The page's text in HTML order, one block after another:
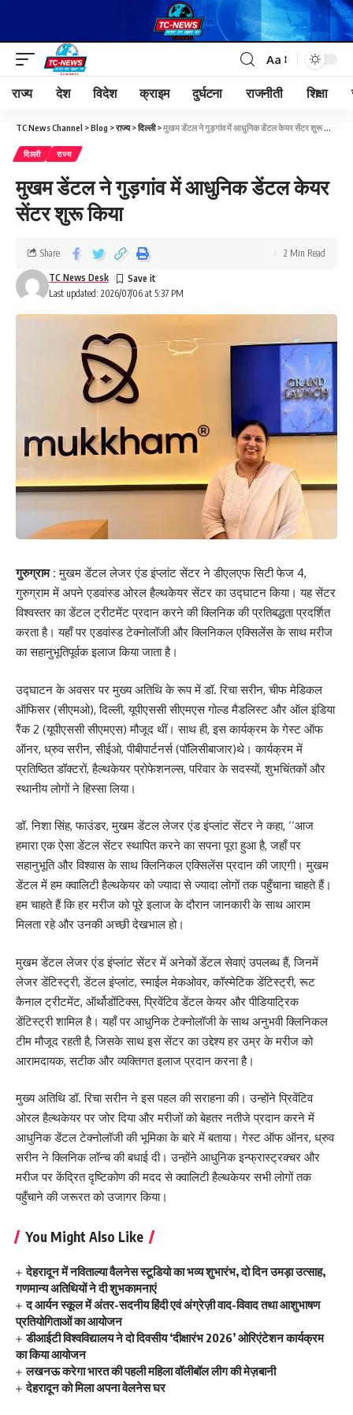
Aa
राज्य देश विदेश क्राइम दुर्घटना राजनीती शिक्षा
TC News Channel >Blog >राज्य>दिल्ली>मुखम डेंटल ने गुड़गांव में आधुनिक डेंटल केयर सेंटर शुरू किया
दिल्ली राज्य
मुखम डेंटल ने गुड़गांव में आधुनिक डेंटल केयर
सेंटर शुरू किया
Last updated: 2026/07/06 at 5:37 PM
TC News Desk
Share 2 Min Read
गुरुग्राम : मुखम डेंटल लेजर एंड इंप्लांट सेंटर ने डीएलएफ सिटी फेज 4,
गुरुग्राम में अपने एडवांस्ड ओरल हैल्थकेयर सेंटर का उद्घाटन किया। यह सेंटर
विश्वस्तर का डेंटल ट्रीटमेंट प्रदान करने की क्लिनिक की प्रतिबद्धता प्रदर्शित
करता है। यहाँ पर एडवांस्ड टेक्नोलॉजी और क्लिनिकल एक्सिलेंस के साथ मरीज
का सहानुभूतिपूर्वक इलाज किया जाता है।
उद्घाटन के अवसर पर मुख्य अतिथि के रूप में डॉ. रिचा सरीन, चीफ मेडिकल
ऑफिसर (सीएमओ), दिल्ली, यूपीएससी सीएमएस गोल्ड मैडलिस्ट और ऑल इंडिया
रैंक 2 (यूपीएससी सीएमएस) मौजूद थीं। साथ ही, इस कार्यक्रम के गेस्ट ऑफ
ऑनर, ध्रुव सरीन, सीईओ, पीबीपार्टनर्स (पॉलिसीबाजार)थे। कार्यक्रम में
प्रतिष्ठित डॉक्टरों, हैल्थकेयर प्रोफेशनल्स, परिवार के सदस्यों, शुभचिंतकों और
स्थानीय लोगों ने हिस्सा लिया।
डॉ. निशा सिंह, फाउंडर, मुखम डेंटल लेजर एंड इंप्लांट सेंटर ने कहा, ‘‘आज
हमारा एक ऐसा डेंटल सेंटर स्थापित करने का सपना पूरा हुआ है, जहाँ पर
सहानुभूति और विश्वास के साथ क्लिनिकल एक्सिलेंस प्रदान की जाएगी। मुखम
डेंटल में हम क्वालिटी हैल्थकेयर को ज्यादा से ज्यादा लोगों तक पहुँचाना चाहते हैं।
हम चाहते हैं कि हर मरीज को पूरे इलाज के दौरान जानकारी के साथ आराम
मिलता रहे और उनकी अच्छी देखभाल हो।
मुखम डेंटल लेजर एंड इंप्लांट सेंटर में अनेकों डेंटल सेवाएं उपलब्ध हैं, जिनमें
लेजर डेंटिस्ट्री, डेंटल इंप्लांट, स्माईल मेकओवर, कॉस्मेटिक डेंटिस्ट्री, रूट
कैनाल ट्रीटमेंट, ऑर्थोडोंटिक्स, प्रिवेंटिव डेंटल केयर और पीडियाट्रिक
डेंटिस्ट्री शामिल है। यहाँ पर आधुनिक टेक्नोलॉजी के साथ अनुभवी क्लिनिकल
टीम मौजूद रहती है, जिसके साथ इस सेंटर का उद्देश्य हर उम्र के मरीज को
आरामदायक, सटीक और व्यक्तिगत इलाज प्रदान करना है।
मुख्य अतिथि डॉ. रिचा सरीन ने इस पहल की सराहना की। उन्होंने प्रिवेंटिव
ओरल हैल्थकेयर पर जोर दिया और मरीजों को बेहतर नतीजे प्रदान करने में
आधुनिक डेंटल टेक्नोलॉजी की भूमिका के बारे में बताया। गेस्ट ऑफ ऑनर, ध्रुव
सरीन ने क्लिनिक लॉन्च की बधाई दी। उन्होंने आधुनिक इन्फ्रास्ट्रक्चर और
मरीज पर केंद्रित दृष्टिकोण की मदद से क्वालिटी हैल्थकेयर सभी लोगों तक
पहुँचाने की जरूरत को उजागर किया।
You Might Also Like
देहरादून में नविताल्या वैलनेस स्टूडियो का भव्य शुभारंभ, दो दिन उमड़ा उत्साह,
गणमान्य अतिथियों ने दी शुभकामनाएं
द आर्यन स्कूल में अंतर-सदनीय हिंदी एवं अंग्रेज़ी वाद-विवाद तथा आशुभाषण
प्रतियोगिताओं का आयोजन
डीआईटी विश्वविद्यालय ने दो दिवसीय ‘दीक्षारंभ 2026’ ओरिएंटेशन कार्यक्रम
का किया आयोजन
लखनऊ करेगा भारत की पहली महिला वॉलीबॉल लीग की मेज़बानी
देहरादून को मिला अपना वेलनेस घर